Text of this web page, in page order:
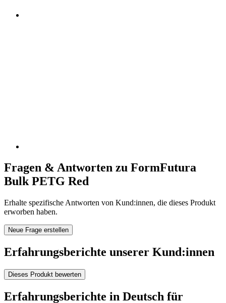
Fragen & Antworten zu FormFutura
Bulk PETG Red
Erhalte spezifische Antworten von Kund:innen, die dieses Produkt
erworben haben.
Neue Frage erstellen
Erfahrungsberichte unserer Kund:innen
Dieses Produkt bewerten
Erfahrungsberichte in Deutsch für